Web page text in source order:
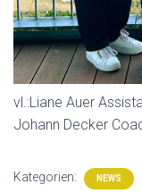
vl.:Liane Auer
Johann Decker
Kategorien: NEWS